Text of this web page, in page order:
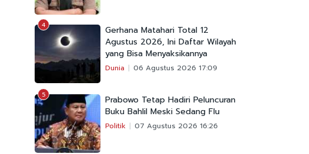
4
Gerhana Matahari Total 12
Agustus 2026, Ini Daftar Wilayah
yang Bisa Menyaksikannya
Dunia 06 Agustus 2026 17:09
5
Prabowo Tetap Hadiri Peluncuran
Buku Bahlil Meski Sedang Flu
Politik 07 Agustus 2026 16:26